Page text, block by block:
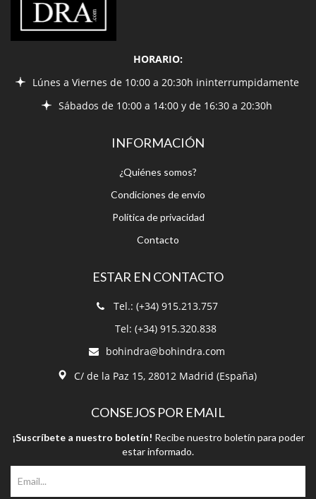
HORARIO:
Lúnes a Viernes de 10:00 a 20:30h ininterrumpidamente
Sábados de 10:00 a 14:00 y de 16:30 a 20:30h
INFORMACIÓN
¿Quiénes somos?
Condiciones de envío
Política de privacidad
Contacto
ESTAR EN CONTACTO
Tel.: (+34) 915.213.757
Tel: (+34) 915.320.838
bohindra@bohindra.com
C/ de la Paz 15, 28012 Madrid (España)
CONSEJOS POR EMAIL
¡Suscríbete a nuestro boletín! Recibe nuestro boletín para poder
estar informado.